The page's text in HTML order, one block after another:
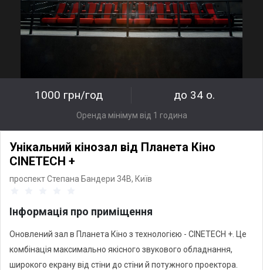
1000 грн/год до 34 о.
Оренда мінімум від 1 година
Унікальний кінозал від Планета Кіно
CINETECH +
проспект Степана Бандери 34В, Київ
Інформація про приміщення
Оновлений зал в Планета Кіно з технологією - CINETECH +. Це
комбінація максимально якісного звукового обладнання,
широкого екрану від стіни до стіни й потужного проектора.